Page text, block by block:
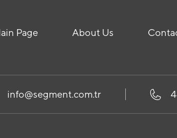
Page About Us
info@segment.com.tr